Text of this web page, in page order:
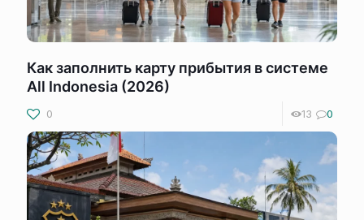
Как заполнить карту прибытия в системе
All Indonesia (2026)
0 13 0